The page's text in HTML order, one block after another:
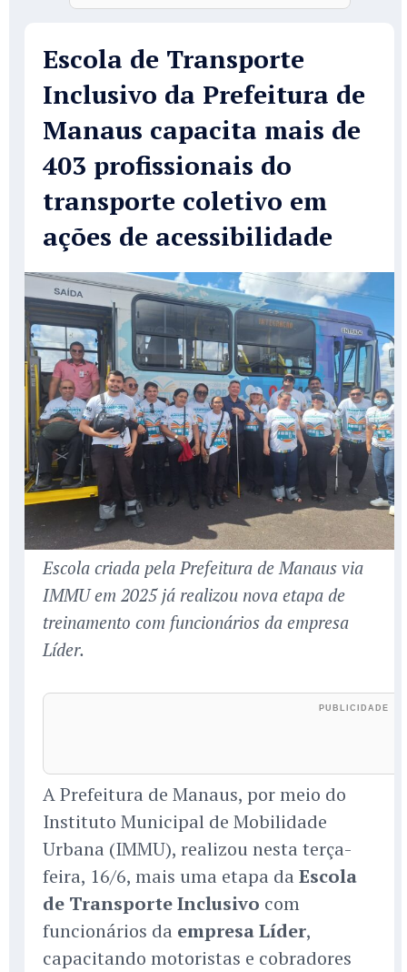
Escola de Transporte
Inclusivo da Prefeitura de
Manaus capacita mais de
403 profissionais do
transporte coletivo em
ações de acessibilidade
Escola criada pela Prefeitura de Manaus via
IMMU em 2025 já realizou nova etapa de
treinamento com funcionários da empresa
Líder.
A Prefeitura de Manaus, por meio do
Instituto Municipal de Mobilidade
Urbana (IMMU), realizou nesta terça-
feira, 16/6, mais uma etapa da Escola
de Transporte Inclusivo com
funcionários da empresa Líder,
capacitando motoristas e cobradores